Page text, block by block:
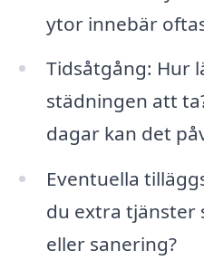
ytor innebär
Tidsåtgång: Hur
städningen att
dagar kan det
Eventuella
du extra tjänster
eller sanering?